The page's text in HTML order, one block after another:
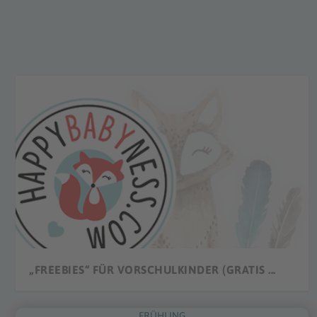
„FREEBIES“ FÜR VORSCHULKINDER (GRATIS ...